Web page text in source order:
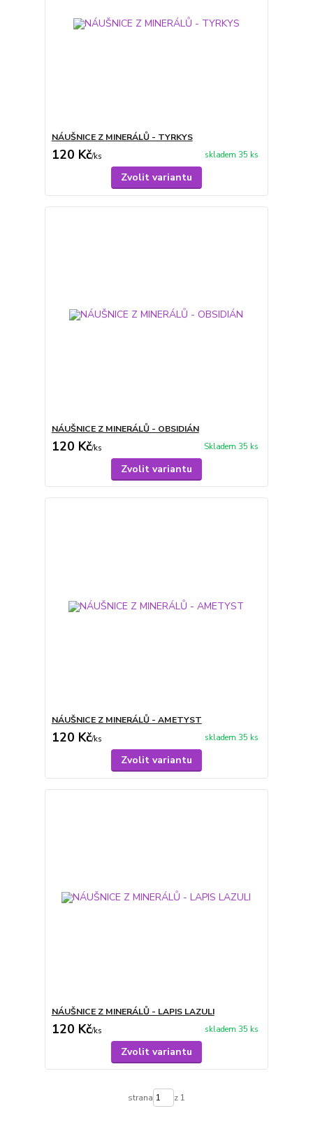
NÁUŠNICE Z MINERÁLŮ - TYRKYS
120 Kč/ks skladem 35 ks
Zvolit variantu
NÁUŠNICE Z MINERÁLŮ - OBSIDIÁN
120 Kč/ks Skladem 35 ks
Zvolit variantu
NÁUŠNICE Z MINERÁLŮ - AMETYST
120 Kč/ks skladem 35 ks
Zvolit variantu
NÁUŠNICE Z MINERÁLŮ - LAPIS LAZULI
120 Kč/ks skladem 35 ks
Zvolit variantu
strana z 1